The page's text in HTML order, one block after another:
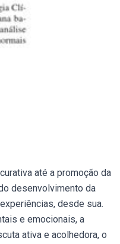
até a promoção da
desenvolvimento da
desde sua.
e emocionais, a
ativa e acolhedora, o